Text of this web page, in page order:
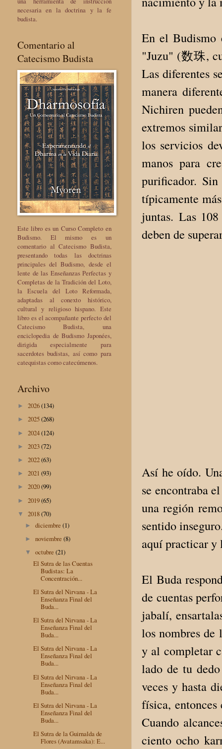
En el Budismo
"Juzu" (数珠,
Las diferentes
manera
Nichiren
extremos
los servicios
manos para
purificador.
típicamente
juntas. Las 108
deben de
Así he oído.
se encontraba
una región
sentido
aquí practicar y
El Buda
de cuentas
jabalí,
los nombres de
y al completar
lado de tu
veces y hasta
física,
Cuando
ciento ocho
necesaria en la doctrina y la fe
budista.
Comentario al
Catecismo Budista
Este libro es un Curso Completo en
Budismo. El mismo es un
comentario al Catecismo Budista,
presentando todas las doctrinas
principales del Budismo, desde el
lente de las Enseñanzas Perfectas y
Completas de la Tradición del Loto,
la Escuela del Loto Reformada,
adaptadas al conexto histórico,
cultural y religioso hispano. Este
libro es el acompañante perfecto del
Catecismo Budista, una
enciclopedia de Budismo Japonées,
dirigida especialmente para
sacerdotes budistas, así como para
catequistas como catecúmenos.
Archivo
► 2026(134)
► 2025(268)
► 2024(124)
► 2023(72)
► 2022(63)
► 2021 (93)
► 2020(99)
► 2019(65)
▼ 2018(70)
►diciembre(1)
►noviembre(8)
▼octubre(21)
El Sutra de las Cuentas
Budistas: La
Concentración...
El Sutra del Nirvana - La
Enseñanza Final del
Buda...
El Sutra del Nirvana - La
Enseñanza Final del
Buda...
El Sutra del Nirvana - La
Enseñanza Final del
Buda...
El Sutra del Nirvana - La
Enseñanza Final del
Buda...
El Sutra del Nirvana - La
Enseñanza Final del
Buda...
El Sutra de la Guirnalda de
Flores (Avatamsaka): E...